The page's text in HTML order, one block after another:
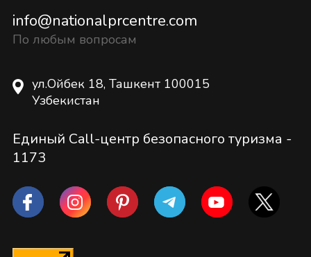
info@nationalprcentre.com
По любым вопросам
ул.Ойбек 18, Ташкент 100015
Узбекистан
Единый Call-центр безопасного туризма -
1173